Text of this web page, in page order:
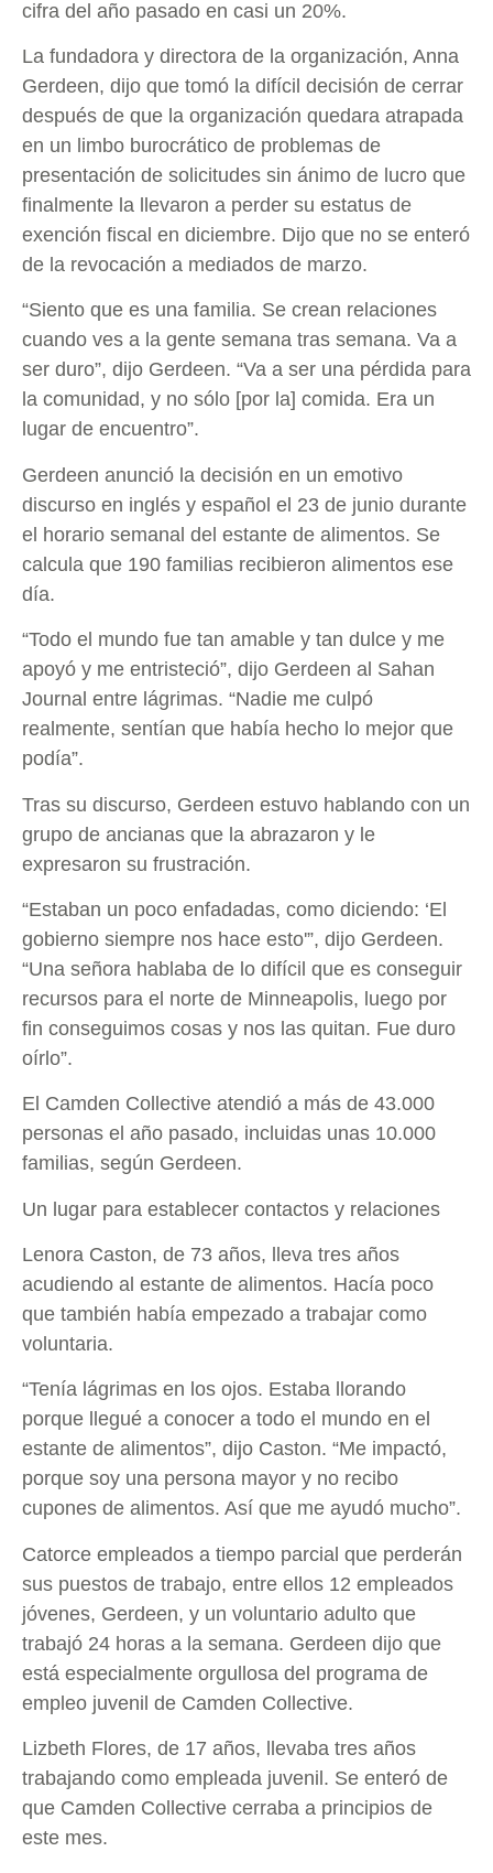
cifra del año pasado en casi un 20%.
La fundadora y directora de la organización, Anna
Gerdeen, dijo que tomó la difícil decisión de cerrar
después de que la organización quedara atrapada
en un limbo burocrático de problemas de
presentación de solicitudes sin ánimo de lucro que
finalmente la llevaron a perder su estatus de
exención fiscal en diciembre. Dijo que no se enteró
de la revocación a mediados de marzo.
“Siento que es una familia. Se crean relaciones
cuando ves a la gente semana tras semana. Va a
ser duro”, dijo Gerdeen. “Va a ser una pérdida para
la comunidad, y no sólo [por la] comida. Era un
lugar de encuentro”.
Gerdeen anunció la decisión en un emotivo
discurso en inglés y español el 23 de junio durante
el horario semanal del estante de alimentos. Se
calcula que 190 familias recibieron alimentos ese
día.
“Todo el mundo fue tan amable y tan dulce y me
apoyó y me entristeció”, dijo Gerdeen al Sahan
Journal entre lágrimas. “Nadie me culpó
realmente, sentían que había hecho lo mejor que
podía”.
Tras su discurso, Gerdeen estuvo hablando con un
grupo de ancianas que la abrazaron y le
expresaron su frustración.
“Estaban un poco enfadadas, como diciendo: ‘El
gobierno siempre nos hace esto'”, dijo Gerdeen.
“Una señora hablaba de lo difícil que es conseguir
recursos para el norte de Minneapolis, luego por
fin conseguimos cosas y nos las quitan. Fue duro
oírlo”.
El Camden Collective atendió a más de 43.000
personas el año pasado, incluidas unas 10.000
familias, según Gerdeen.
Un lugar para establecer contactos y relaciones
Lenora Caston, de 73 años, lleva tres años
acudiendo al estante de alimentos. Hacía poco
que también había empezado a trabajar como
voluntaria.
“Tenía lágrimas en los ojos. Estaba llorando
porque llegué a conocer a todo el mundo en el
estante de alimentos”, dijo Caston. “Me impactó,
porque soy una persona mayor y no recibo
cupones de alimentos. Así que me ayudó mucho”.
Catorce empleados a tiempo parcial que perderán
sus puestos de trabajo, entre ellos 12 empleados
jóvenes, Gerdeen, y un voluntario adulto que
trabajó 24 horas a la semana. Gerdeen dijo que
está especialmente orgullosa del programa de
empleo juvenil de Camden Collective.
Lizbeth Flores, de 17 años, llevaba tres años
trabajando como empleada juvenil. Se enteró de
que Camden Collective cerraba a principios de
este mes.